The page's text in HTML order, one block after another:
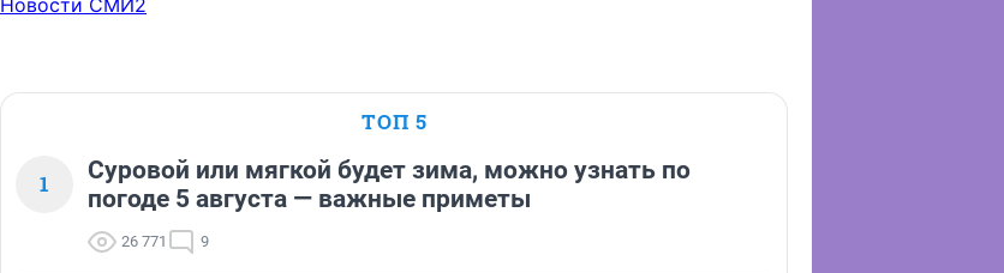
Новости СМИ2
ТОП 5
1
Суровой или мягкой будет зима, можно узнать по
погоде 5 августа — важные приметы
26 771 9